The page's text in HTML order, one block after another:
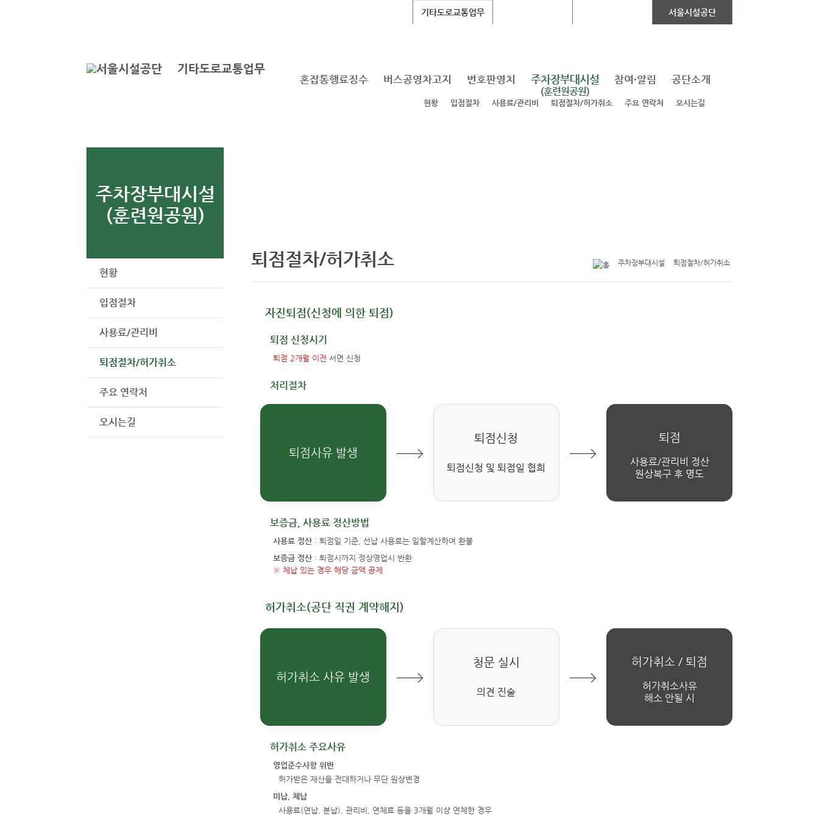
기타도로교통업무
기타도로교통업무 서울시설공단
혼잡통행료징수 버스공영차고지 번호판영치 주차장부대시설
(훈련원공원)
현황 입점절차 사용료/관리비 퇴점절차/허가취소 주요 연락처 오시는길
참여·알림 공단소개
주차장부대시설
(훈련원공원)
현황
입점절차
사용료/관리비
퇴점절차/허가취소
주요 연락처
오시는길
퇴점절차/허가취소 주차장부대시설 퇴점절차/허가취소
자진퇴점(신청에 의한 퇴점)
퇴점 신청시기
퇴점 2개월 이전 서면 신청
처리절차
퇴점사유 발생
퇴점신청
퇴점신청 및 퇴점일 협희
퇴점
사용료/관리비 정산
원상복구 후 명도
보증금, 사용료 정산방법
사용료 정산 : 퇴점일 기준, 선납 사용료는 일할계산하여 환불
보증금 정산 : 퇴점시까지 정상영업시 반환
※ 체납 있는 경우 해당 금액 공제
허가취소(공단 직권 계약해지)
허가취소 사유 발생
청문 실시
의견 진술
허가취소 / 퇴점
허가취소사유
해소 안될 시
허가취소 주요사유
영업준수사항 위반
허가받은 재산을 전대하거나 무단 원상변경
미납, 체납
사용료(연납, 분납), 관리비, 연체료 등을 3개월 이상 연체한 경우